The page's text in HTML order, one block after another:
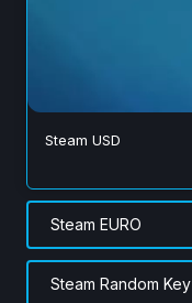
Steam USD
Steam EURO
Steam Random Key